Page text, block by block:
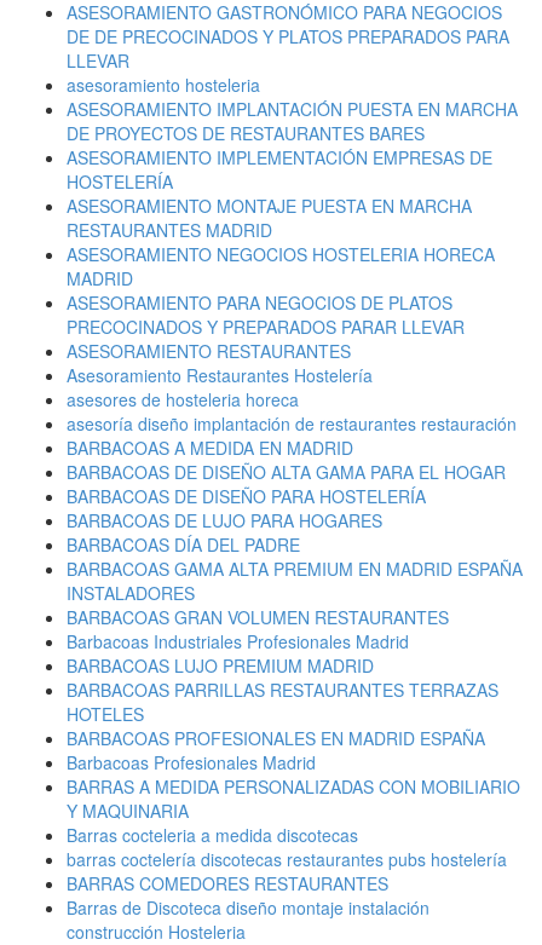
ASESORAMIENTO GASTRONÓMICO PARA NEGOCIOS
DE DE PRECOCINADOS Y PLATOS PREPARADOS PARA
LLEVAR
asesoramiento hosteleria
ASESORAMIENTO IMPLANTACIÓN PUESTA EN MARCHA
DE PROYECTOS DE RESTAURANTES BARES
ASESORAMIENTO IMPLEMENTACIÓN EMPRESAS DE
HOSTELERÍA
ASESORAMIENTO MONTAJE PUESTA EN MARCHA
RESTAURANTES MADRID
ASESORAMIENTO NEGOCIOS HOSTELERIA HORECA
MADRID
ASESORAMIENTO PARA NEGOCIOS DE PLATOS
PRECOCINADOS Y PREPARADOS PARAR LLEVAR
ASESORAMIENTO RESTAURANTES
Asesoramiento Restaurantes Hostelería
asesores de hosteleria horeca
asesoría diseño implantación de restaurantes restauración
BARBACOAS A MEDIDA EN MADRID
BARBACOAS DE DISEÑO ALTA GAMA PARA EL HOGAR
BARBACOAS DE DISEÑO PARA HOSTELERÍA
BARBACOAS DE LUJO PARA HOGARES
BARBACOAS DÍA DEL PADRE
BARBACOAS GAMA ALTA PREMIUM EN MADRID ESPAÑA
INSTALADORES
BARBACOAS GRAN VOLUMEN RESTAURANTES
Barbacoas Industriales Profesionales Madrid
BARBACOAS LUJO PREMIUM MADRID
BARBACOAS PARRILLAS RESTAURANTES TERRAZAS
HOTELES
BARBACOAS PROFESIONALES EN MADRID ESPAÑA
Barbacoas Profesionales Madrid
BARRAS A MEDIDA PERSONALIZADAS CON MOBILIARIO
Y MAQUINARIA
Barras cocteleria a medida discotecas
barras coctelería discotecas restaurantes pubs hostelería
BARRAS COMEDORES RESTAURANTES
Barras de Discoteca diseño montaje instalación
construcción Hosteleria